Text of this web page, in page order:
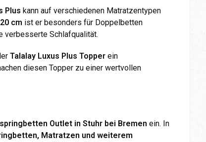
Plus kann auf verschiedenen Matratzentypen
cm ist er besonders für Doppelbetten
verbesserte Schlafqualität.
Talalay Luxus Plus Topper ein
diesen Topper zu einer wertvollen
Outlet in Stuhr bei Bremen ein. In
Matratzen und weiterem